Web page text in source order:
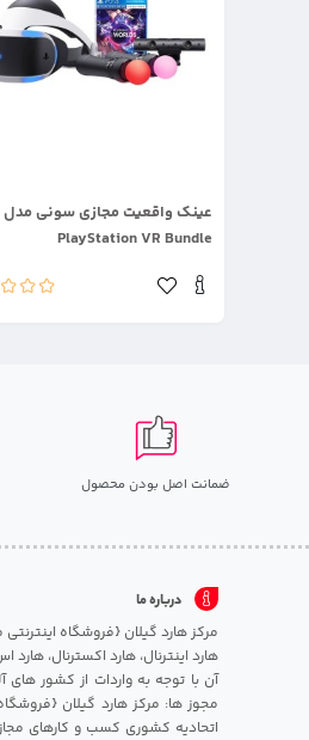
عینک واقعیت مجازی سونی مدل
PlayStation VR Bundle
ضمانت اصل بودن محصول
درباره ما
هارد اینترنال، هارد اکسترنال،
آن با توجه به واردات از کشور های
مجوز ها: مرکز هارد گیلان
اتحادیه کشوری کسب و کارهای